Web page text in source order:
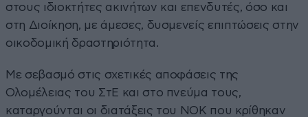
στους ιδιοκτήτες ακινήτων και επενδυτές, όσο και
στη Διοίκηση, με άμεσες, δυσμενείς επιπτώσεις στην
οικοδομική δραστηριότητα.
Με σεβασμό στις σχετικές αποφάσεις της
Ολομέλειας του ΣτΕ και στο πνεύμα τους,
καταργούνται οι διατάξεις του ΝΟΚ που κρίθηκαν